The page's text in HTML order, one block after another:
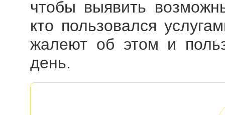
чтобы выявить
кто пользовался
жалеют об этом и
день.